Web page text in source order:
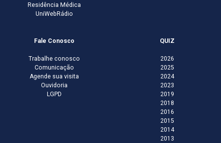
Residência Médica
UniWebRádio
Fale Conosco
Trabalhe conosco
Comunicação
Agende sua visita
Ouvidoria
LGPD
QUIZ
2026
2025
2024
2023
2019
2018
2016
2015
2014
2013